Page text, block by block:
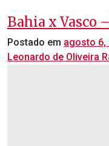
Bahia x Vasco
Postado em agosto 6,
Leonardo de Oliveira